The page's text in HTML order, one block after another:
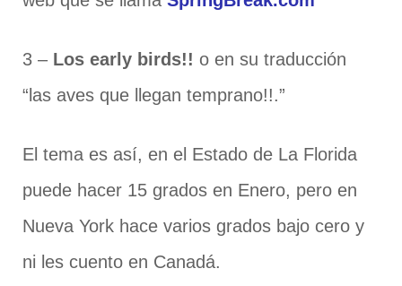
3 – Los early birds!! o en su traducción
“las aves que llegan temprano!!.”
El tema es así, en el Estado de La Florida
puede hacer 15 grados en Enero, pero en
Nueva York hace varios grados bajo cero y
ni les cuento en Canadá.